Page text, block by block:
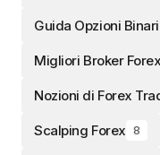
Guida Opzioni
Migliori Broker Forex
Nozioni di Forex
Scalping Forex 8